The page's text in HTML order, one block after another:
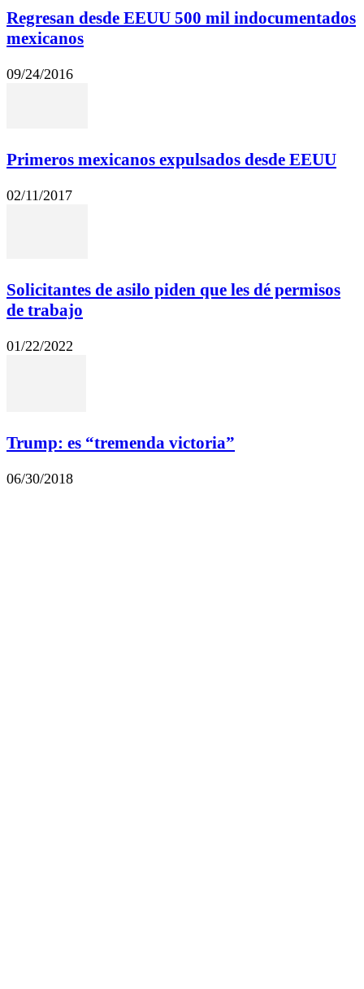
Regresan desde EEUU 500 mil indocumentados
mexicanos
09/24/2016
Primeros mexicanos expulsados desde EEUU
02/11/2017
Solicitantes de asilo piden que les dé permisos
de trabajo
01/22/2022
Trump: es “tremenda victoria”
06/30/2018